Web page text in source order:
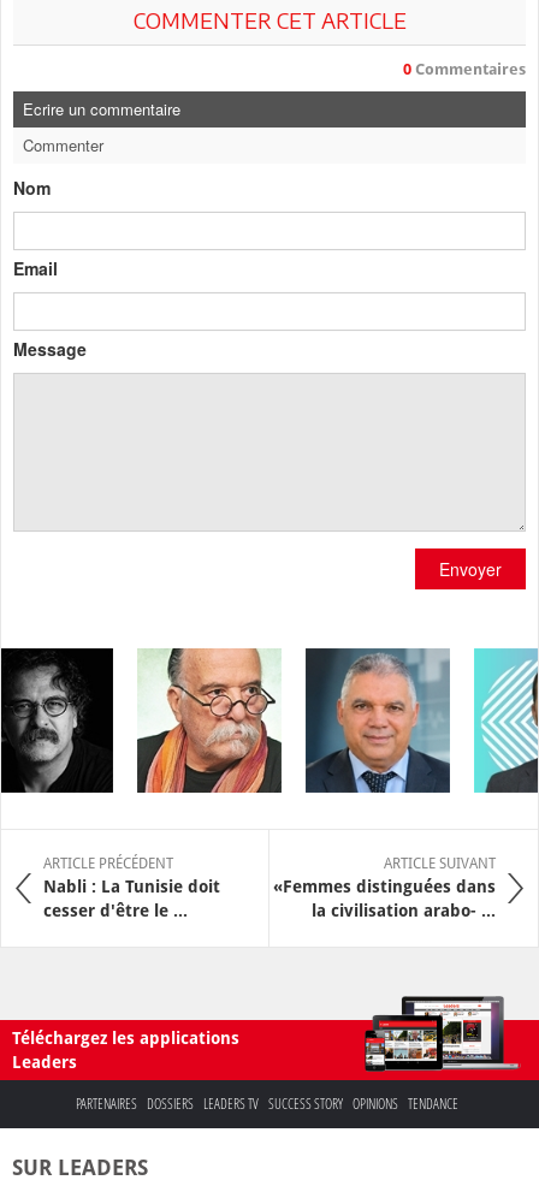
COMMENTER CET ARTICLE
0 Commentaires
Ecrire un commentaire
Commenter
Nom
Email
Message
Envoyer
ARTICLE PRÉCÉDENT
Nabli : La Tunisie doit
cesser d'être le ...
ARTICLE SUIVANT
«Femmes distinguées dans
la civilisation arabo- ...
Téléchargez les applications
Leaders
PARTENAIRES DOSSIERS LEADERS TV SUCCESS STORY OPINIONS TENDANCE
SUR LEADERS